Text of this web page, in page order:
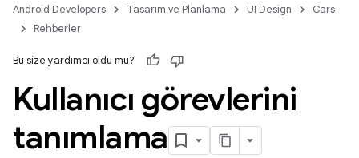
Android Developers Tasarım ve Planlama UI Design
Cars
Rehberler
Bu size yardımcı oldu mu?
Kullanıcı görevlerini
tanımlama